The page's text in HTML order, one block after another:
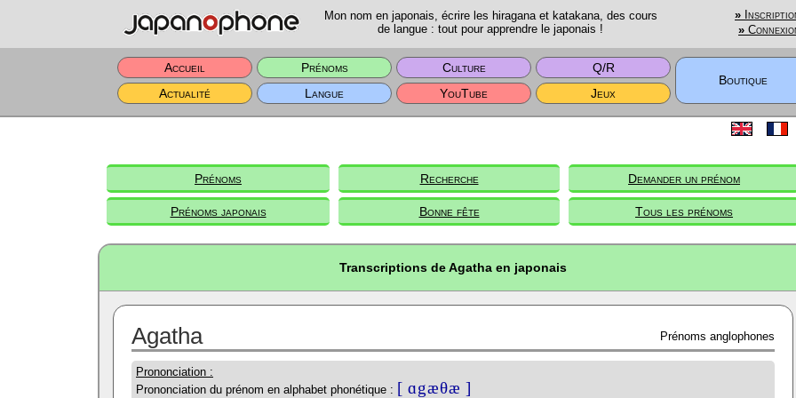
Mon nom en japonais, écrire les hiragana et katakana, des cours
de langue : tout pour apprendre le japonais !
»
»
Accueil Prénoms Culture
Q/R
Boutique
Actualité
Langue YouTube Jeux
Prénoms Recherche Demander un prénom
Prénoms japonais Bonne fête Tous les prénoms
Transcriptions de Agatha en japonais
Agatha Prénoms anglophones
Prononciation :
Prononciation du prénom en alphabet phonétique : [ ɑgæθæ ]